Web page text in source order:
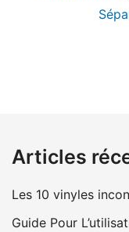
Articles
Les 10 vinyles
Guide Pour